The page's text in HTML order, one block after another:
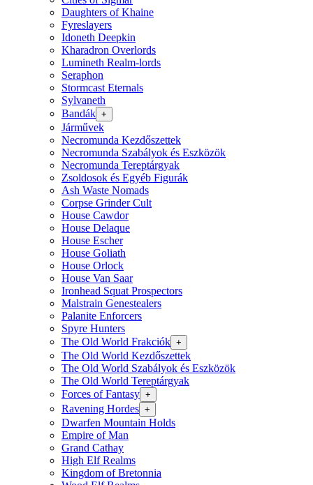
Daughters of Khaine
Fyreslayers
Idoneth Deepkin
Kharadron Overlords
Lumineth Realm-lords
Seraphon
Stormcast Eternals
Sylvaneth
Bandák +
Járművek
Necromunda Kezdőszettek
Necromunda Szabályok és Eszközök
Necromunda Tereptárgyak
Zsoldosok és Egyéb Figurák
Ash Waste Nomads
Corpse Grinder Cult
House Cawdor
House Delaque
House Escher
House Goliath
House Orlock
House Van Saar
Ironhead Squat Prospectors
Malstrain Genestealers
Palanite Enforcers
Spyre Hunters
The Old World Frakciók +
The Old World Kezdőszettek
The Old World Szabályok és Eszközök
The Old World Tereptárgyak
Forces of Fantasy +
Ravening Hordes +
Dwarfen Mountain Holds
Empire of Man
Grand Cathay
High Elf Realms
Kingdom of Bretonnia